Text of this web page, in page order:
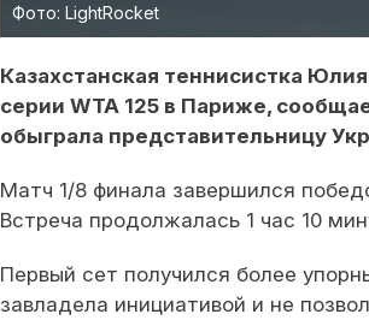
Фото: LightRocket
Казахстанская теннисистка
серии WTA 125 в Париже,
обыграла представительницу
Матч 1/8 финала завершился
Встреча продолжалась 1 час 10
Первый сет получился более
завладела инициативой и не